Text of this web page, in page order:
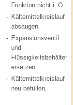
Funktion nicht i. O.
- Kältemittelkreislauf
absaugen.
- Expansionsventil
und
Flüssigkeitsbehälter
ersetzen.
- Kältemittelkreislauf
neu befüllen.